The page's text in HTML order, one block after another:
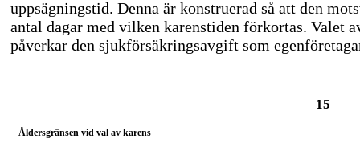
uppsägningstid. Denna är konstruerad så att den
antal dagar med vilken karenstiden förkortas. Valet
påverkar den sjukförsäkringsavgift som
15
Åldersgränsen vid val av karens